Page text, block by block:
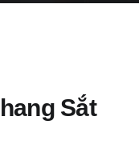
Sắt